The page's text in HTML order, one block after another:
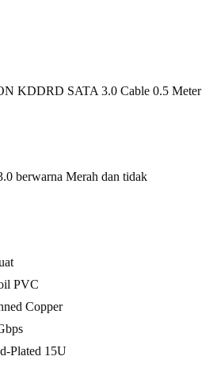
KDDRD SATA 3.0 Cable 0.5 Meter
berwarna Merah dan tidak
PVC
Copper
Plated 15U